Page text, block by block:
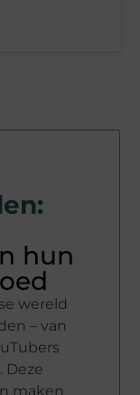
hun
wereld
– van
Deze
maken